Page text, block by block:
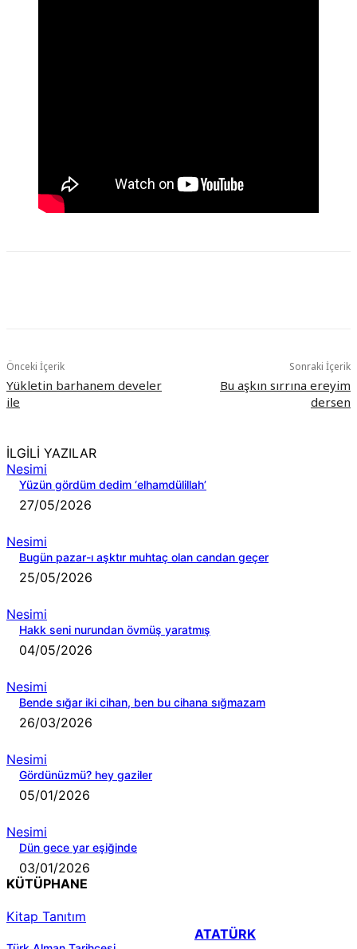
Önceki İçerik
Yükletin barhanem develer
ile
Sonraki İçerik
Bu aşkın sırrına ereyim
dersen
İLGİLİ YAZILAR
Nesimi
Yüzün gördüm dedim ‘elhamdülillah’
27/05/2026
Nesimi
Bugün pazar-ı aşktır muhtaç olan candan geçer
25/05/2026
Nesimi
Hakk seni nurundan övmüş yaratmış
04/05/2026
Nesimi
Bende sığar iki cihan, ben bu cihana sığmazam
26/03/2026
Nesimi
Gördünüzmü? hey gaziler
05/01/2026
Nesimi
Dün gece yar eşiğinde
03/01/2026
KÜTÜPHANE
Kitap Tanıtım
ATATÜRK